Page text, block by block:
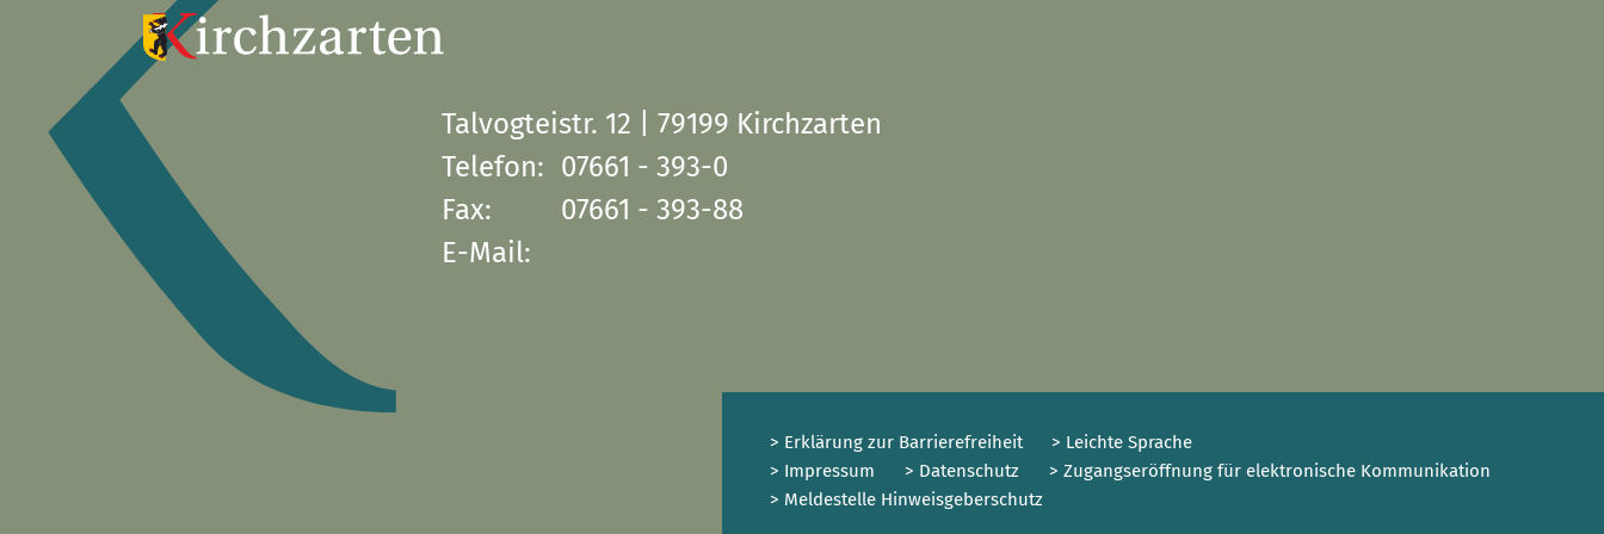
Talvogteistr. 12 | 79199 Kirchzarten
Telefon: 07661 - 393-0
Fax:
07661 - 393-88
E-Mail:
> Erklärung zur Barrierefreiheit
> Leichte Sprache
> Impressum
> Datenschutz
> Zugangseröffnung für elektronische Kommunikation
> Meldestelle Hinweisgeberschutz